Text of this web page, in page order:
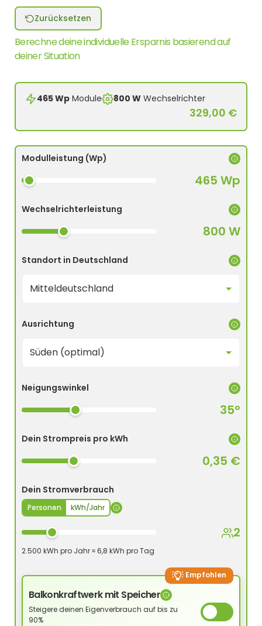
Zurücksetzen
Berechne deine individuelle Ersparnis basierend auf
deiner Situation
465 Wp Module 800 W Wechselrichter
329,00 €
Modulleistung (Wp)
465 Wp
Wechselrichterleistung
800 W
Standort in Deutschland
Ausrichtung
Neigungswinkel
35°
Dein Strompreis pro kWh
0,35 €
Dein Stromverbrauch
Personen kWh/Jahr
2
2.500 kWh pro Jahr ≈ 6,8 kWh pro Tag
Empfohlen
Balkonkraftwerk mit Speicher
Steigere deinen Eigenverbrauch auf bis zu
90%